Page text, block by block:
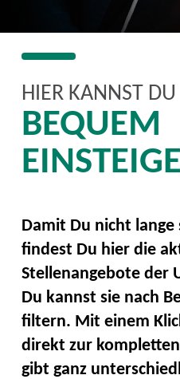
HIER KANNST DU
BEQUEM
Damit Du nicht lange
findest Du hier die
Stellenangebote der
Du kannst sie nach
filtern. Mit einem
direkt zur
gibt ganz